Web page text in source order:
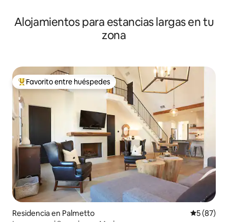
Alojamientos para estancias largas en tu
zona
De los mejores en Favorito entre huéspedes
Favorito entre huéspedes
Residencia en Palmetto
5 (87)